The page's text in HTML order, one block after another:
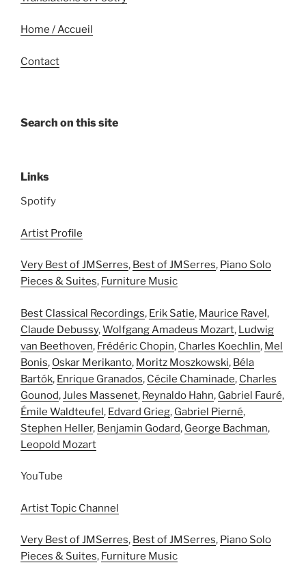
Home / Accueil
Contact
Search on this site
Links
Spotify
Artist Profile
Very Best of JMSerres, Best of JMSerres, Piano Solo
Pieces & Suites, Furniture Music
Best Classical Recordings, Erik Satie, Maurice Ravel,
Claude Debussy,Wolfgang Amadeus Mozart, Ludwig
van Beethoven, Frédéric Chopin, Charles Koechlin, Mel
Bonis, Oskar Merikanto, Moritz Moszkowski, Béla
Bartók, Enrique Granados, Cécile Chaminade, Charles
Gounod,Jules Massenet, Reynaldo Hahn, Gabriel Fauré,
Émile Waldteufel, Edvard Grieg, Gabriel Pierné,
Stephen Heller, Benjamin Godard, George Bachman,
Leopold Mozart
YouTube
Artist Topic Channel
Very Best of JMSerres, Best of JMSerres, Piano Solo
Pieces & Suites, Furniture Music